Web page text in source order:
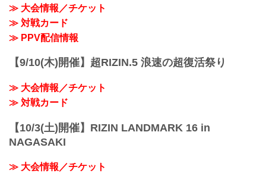
≫ 大会情報／チケット
≫ 対戦カード
≫ PPV配信情報
【9/10(木)開催】超RIZIN.5 浪速の超復活祭り
≫ 大会情報／チケット
≫ 対戦カード
【10/3(土)開催】RIZIN LANDMARK 16 in
NAGASAKI
≫ 大会情報／チケット